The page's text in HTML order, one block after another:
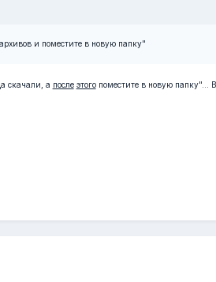
и поместите в новую папку"
скачали, а после этогопоместите в новую папку"...